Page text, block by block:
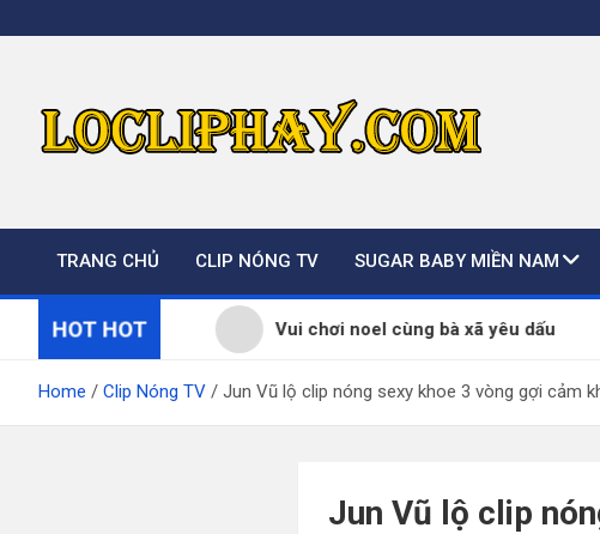
to
TRANG CHỦ CLIP NÓNG TV SUGAR BABY MIỀN NAM
HOT HOT Vui chơi noel cùng bà xã yêu dấu
Home Clip Nóng TV Jun Vũ lộ clip nóng sexy khoe 3 vòng gợi cảm
Jun Vũ lộ clip